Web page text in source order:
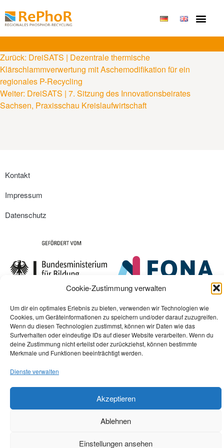
Cookie-Zustimmung verwalten
Um dir ein optimales Erlebnis zu bieten, verwenden wir Technologien wie
Cookies, um Geräteinformationen zu speichern und/oder darauf zuzugreifen.
Wenn du diesen Technologien zustimmst, können wir Daten wie das
Surfverhalten oder eindeutige IDs auf dieser Website verarbeiten. Wenn du
deine Zustimmung nicht erteilst oder zurückziehst, können bestimmte
Merkmale und Funktionen beeinträchtigt werden.
Dienste verwalten
Akzeptieren
Ablehnen
Einstellungen ansehen
Zurück: DreiSATS | Dezentrale thermische
Klärschlammverwertung mit Aschemodifikation für ein
regionales P-Recycling
Weiter: DreiSATS | 7. Sitzung des Innovationsbeirates
Sachsen, Praxisschau Kreislaufwirtschaft
Kontakt
Impressum
Datenschutz